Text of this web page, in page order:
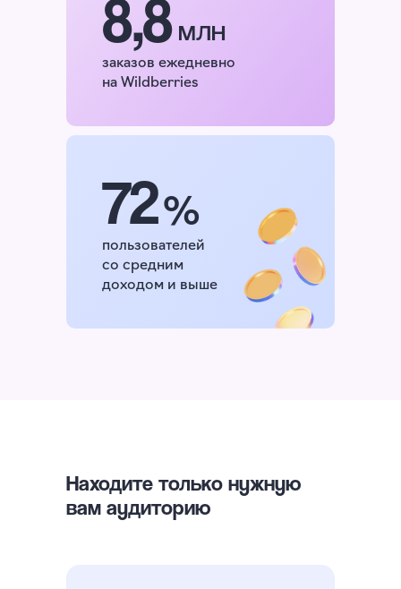
8,8млн
заказов ежедневно
на Wildberries
72%
пользователей
со средним
доходом и выше
Находите только нужную
вам аудиторию